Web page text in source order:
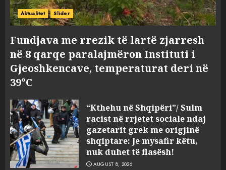
Aktualitet Slider
Fundjava me rrezik të lartë zjarresh
në 8 qarqe paralajmëron Instituti i
Gjeoshkencave, temperaturat deri në
39°C
“Kthehu në Shqipëri”/ Sulm
racist në rrjetet sociale ndaj
gazetarit grek me origjinë
shqiptare: Je mysafir këtu,
nuk duhet të flasësh!
AUGUST 8, 2026